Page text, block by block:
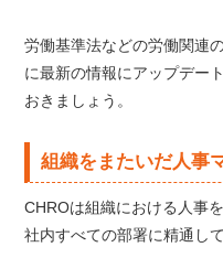
労働基準法などの労働関連
に最新の情報にアップデー
おきましょう。
組織をまたいだ人事
CHROは組織における人事
社内すべての部署に精通し